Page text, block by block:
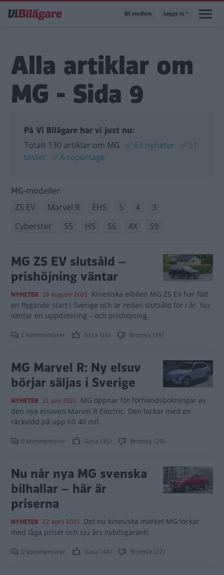
till
Bli medlem Logga in
Alla artiklar om
MG - Sida 9
På Vi Bilägare har vi just nu:
Totalt 130 artiklar om MG ✅ 63 nyheter ✅ 51
tester ✅ 6 reportage
MG-modeller:
ZS EV Marvel R EHS 5 4
3
Cyberster
S5 HS S6 4X S9
MG ZS EV slutsåld –
prishöjning väntar
NYHETER 19 augusti 2021 Kinesiska elbilen MG ZS EV har fått
en flygande start i Sverige och är redan slutsåld för i år. Nu
väntar en uppdatering – och prishöjning.
1 kommentarer Gasa (16) Bromsa (19)
MG Marvel R: Ny elsuv
börjar säljas i Sverige
NYHETER 21 juni 2021 MG öppnar för förhandsbokningar av
den nya elsuven Marvel R Electric. Den lockar med en
räckvidd på upp till 40 mil.
0 kommentarer Gasa (35) Bromsa (20)
Nu når nya MG svenska
bilhallar – här är
priserna
NYHETER 22 april 2021 Det nu kinesiska märket MG lockar
med låga priser och sju års nybilsgaranti.
0 kommentarer Gasa (44) Bromsa (22)